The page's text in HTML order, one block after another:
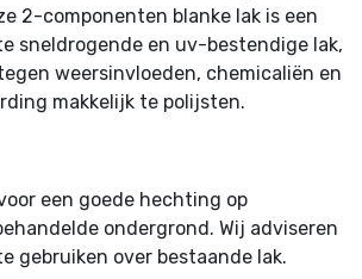
2-componenten blanke lak is een
sneldrogende en uv-bestendige lak,
weersinvloeden, chemicaliën en
makkelijk te polijsten.
een goede hechting op
ondergrond. Wij adviseren
gebruiken over bestaande lak.